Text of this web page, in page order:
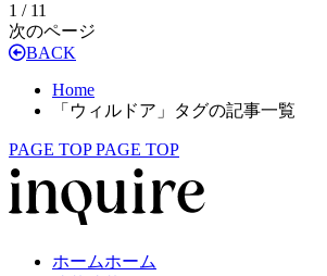
1 / 11
次のページ
BACK
Home
「ウィルドア」タグの記事一覧
PAGE TOP PAGE TOP
ホームホーム